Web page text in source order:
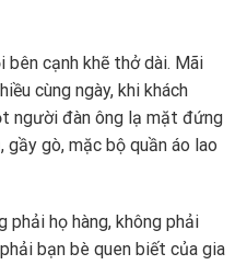
cạnh khẽ thở dài. Mãi
cùng ngày, khi khách
người đàn ông lạ mặt đứng
gầy gò, mặc bộ quần áo lao
phải họ hàng, không phải
bạn bè quen biết của gia